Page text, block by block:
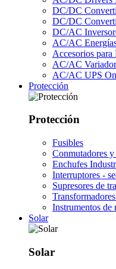
DC/DC
DC/DC
DC/AC
AC/AC
Accesorios para
AC/AC
AC/AC UPS
Protección
Protección
Fusibles
Conmutadores
Enchufes
Interruptores -
Supresores de
Instrumentos de
Solar
Solar